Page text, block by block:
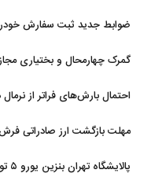
ضوابط جدید ثبت سفارش
گمرک چهارمحال و بختیاری
احتمال بارش‌های فراتر از نرمال
مهلت بازگشت ارز صادراتی فرش دستباف به
پالایشگاه تهران بنزین یورو ۵ تولید می‌کند + جزئیات